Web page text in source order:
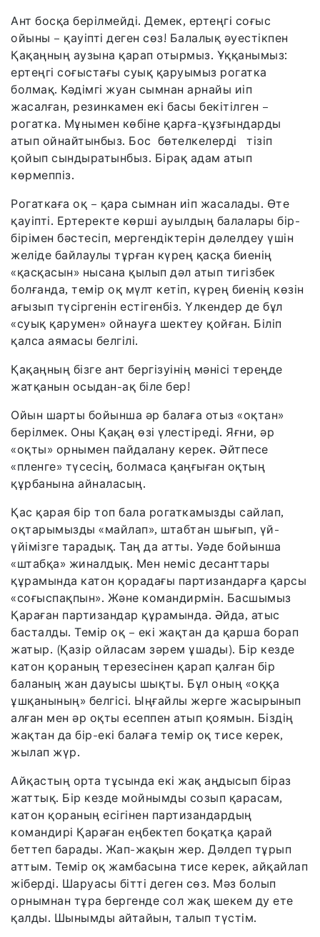
Ант босқа берілмейді. Демек, ертеңгі соғыс
ойыны – қауіпті деген сөз! Балалық әуестікпен
Қақаңның аузына қарап отырмыз. Ұққанымыз:
ертеңгі соғыстағы суық қаруымыз рогатка
болмақ. Кәдімгі жуан сымнан арнайы иіп
жасалған, резинкамен екі басы бекітілген –
рогатка. Мұнымен көбіне қарға-құзғындарды
атып ойнайтынбыз. Бос бөтелкелерді тізіп
қойып сындыратынбыз. Бірақ адам атып
көрмеппіз.
Рогаткаға оқ – қара сымнан иіп жасалады. Өте
қауіпті. Ертеректе көрші ауылдың балалары бір-
бірімен бәстесіп, мергендіктерін дәлелдеу үшін
желіде байлаулы тұрған күрең қасқа биенің
«қасқасын» нысана қылып дәл атып тигізбек
болғанда, темір оқ мүлт кетіп, күрең биенің көзін
ағызып түсіргенін естігенбіз. Үлкендер де бұл
«суық қарумен» ойнауға шектеу қойған. Біліп
қалса аямасы белгілі.
Қақаңның бізге ант бергізуінің мәнісі тереңде
жатқанын осыдан-ақ біле бер!
Ойын шарты бойынша әр балаға отыз «оқтан»
берілмек. Оны Қақаң өзі үлестіреді. Яғни, әр
«оқты» орнымен пайдалану керек. Әйтпесе
«пленге» түсесің, болмаса қаңғыған оқтың
құрбанына айналасың.
Қас қарая бір топ бала рогаткамызды сайлап,
оқтарымызды «майлап», штабтан шығып, үй-
үйімізге тарадық. Таң да атты. Уәде бойынша
«штабқа» жиналдық. Мен неміс десанттары
құрамында катон қорадағы партизандарға қарсы
«соғыспақпын». Және командирмін. Басшымыз
Қараған партизандар құрамында. Әйда, атыс
басталды. Темір оқ – екі жақтан да қарша борап
жатыр. (Қазір ойласам зәрем ұшады). Бір кезде
катон қораның терезесінен қарап қалған бір
баланың жан дауысы шықты. Бұл оның «оққа
ұшқанының» белгісі. Ыңғайлы жерге жасырынып
алған мен әр оқты есеппен атып қоямын. Біздің
жақтан да бір-екі балаға темір оқ тисе керек,
жылап жүр.
Айқастың орта тұсында екі жақ аңдысып біраз
жаттық. Бір кезде мойнымды созып қарасам,
катон қораның есігінен партизандардың
командирі Қараған еңбектеп боқатқа қарай
беттеп барады. Жап-жақын жер. Дәлдеп тұрып
аттым. Темір оқ жамбасына тисе керек, айқайлап
жіберді. Шаруасы бітті деген сөз. Мәз болып
орнымнан тұра бергенде сол жақ шекем ду ете
қалды. Шынымды айтайын, талып түстім.